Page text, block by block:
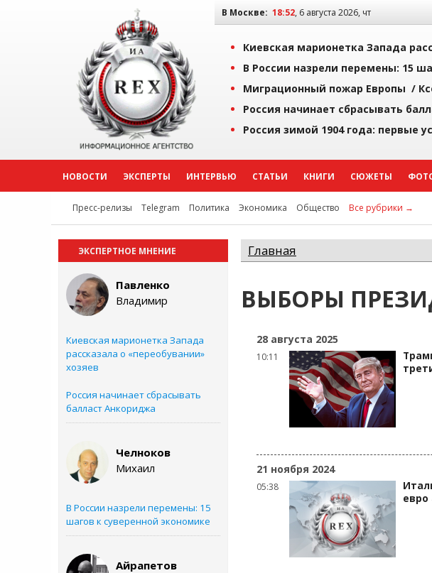
В Москве: 18:52, 6 августа 2026, чт
Киевская марионетка Запада
В России назрели перемены: 15
Миграционный пожар Европы /
Россия начинает сбрасывать
Россия зимой 1904 года: первые
НОВОСТИ ЭКСПЕРТЫ ИНТЕРВЬЮ СТАТЬИ КНИГИ СЮЖЕТЫ
Пресс-релизы Telegram Политика Экономика Общество Все рубрики →
ЭКСПЕРТНОЕ МНЕНИЕ
Павленко
Владимир
Киевская марионетка Запада
рассказала о «переобувании»
хозяев
Россия начинает сбрасывать
балласт Анкориджа
Челноков
Михаил
В России назрели перемены: 15
шагов к суверенной экономике
Айрапетов
Главная
ВЫБОРЫ
28 августа 2025
10:11
21 ноября 2024
05:38